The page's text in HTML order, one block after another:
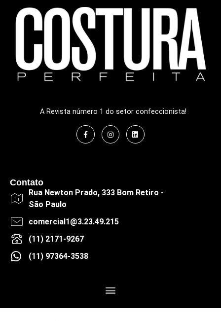
A Revista número 1 do setor confeccionista!
Contato
Rua Newton Prado, 333 Bom Retiro -
São Paulo
comercial1@3.23.49.215
(11) 2171-9267
(11) 97364-3538